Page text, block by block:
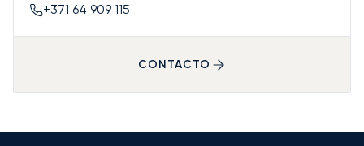
+371 64 909 115
CONTACTO